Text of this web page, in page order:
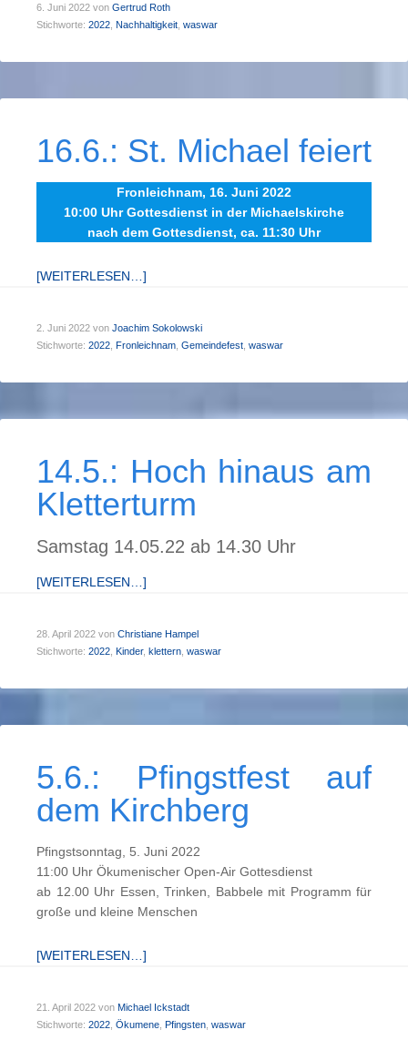
6. Juni 2022 von Gertrud Roth
Stichworte: 2022 Nachhaltigkeit waswar
16.6.: St. Michael feiert
Fronleichnam, 16. Juni 2022
10:00 Uhr Gottesdienst in der Michaelskirche
nach dem Gottesdienst, ca. 11:30 Uhr
[WEITERLESEN…]
2. Juni 2022 von Joachim Sokolowski
Stichworte: 2022 Fronleichnam Gemeindefest waswar
14.5.: Hoch hin­aus am
Klet­ter­turm
Samstag 14.05.22 ab 14.30 Uhr
[WEITERLESEN…]
28. April 2022 von Christiane Hampel
Stichworte: 2022 Kinder, klettern waswar
5.6.: Pfingst­fest auf
dem Kirch­berg
Pfingstsonntag, 5. Juni 2022
11:00 Uhr Ökumenischer Open-Air Gottesdienst
ab 12.00 Uhr Essen, Trinken, Babbele mit Programm für
große und kleine Menschen
[WEITERLESEN…]
21. April 2022 von Michael Ickstadt
Stichworte: 2022 Ökumene Pfingsten waswar